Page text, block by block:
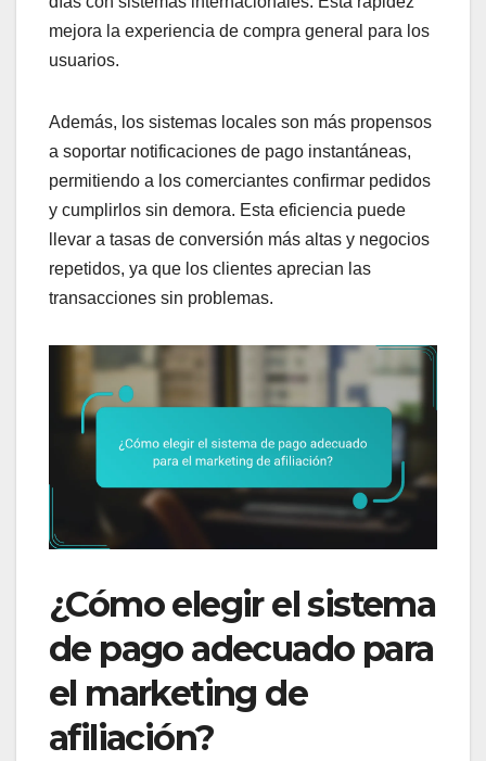
mejora la experiencia de compra general para los
usuarios.
Además, los sistemas locales son más propensos
a soportar notificaciones de pago instantáneas,
permitiendo a los comerciantes confirmar pedidos
y cumplirlos sin demora. Esta eficiencia puede
llevar a tasas de conversión más altas y negocios
repetidos, ya que los clientes aprecian las
transacciones sin problemas.
¿Cómo elegir el sistema
de pago adecuado para
el marketing de
afiliación?